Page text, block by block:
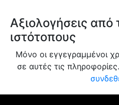
Αξιολογήσεις
ιστότοπους
Μόνο οι εγγεγραμμένοι
σε αυτές τις πληροφορίες.